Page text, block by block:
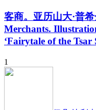
客商。亚历山大·普
Merchants.
‘Fairytale of the Tsar
1